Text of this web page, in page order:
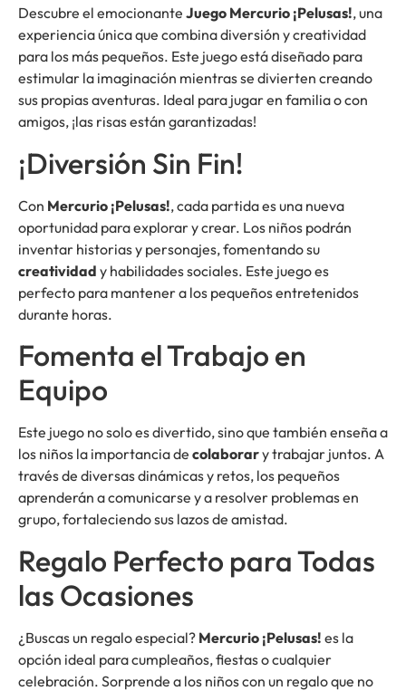
Descubre el emocionante Juego Mercurio ¡Pelusas!, una
experiencia única que combina diversión y creatividad
para los más pequeños. Este juego está diseñado para
estimular la imaginación mientras se divierten creando
sus propias aventuras. Ideal para jugar en familia o con
amigos, ¡las risas están garantizadas!
¡Diversión Sin Fin!
Con Mercurio ¡Pelusas!, cada partida es una nueva
oportunidad para explorar y crear. Los niños podrán
inventar historias y personajes, fomentando su
creatividad y habilidades sociales. Este juego es
perfecto para mantener a los pequeños entretenidos
durante horas.
Fomenta el Trabajo en
Equipo
Este juego no solo es divertido, sino que también enseña a
los niños la importancia de colaborary trabajar juntos. A
través de diversas dinámicas y retos, los pequeños
aprenderán a comunicarse y a resolver problemas en
grupo, fortaleciendo sus lazos de amistad.
Regalo Perfecto para Todas
las Ocasiones
¿Buscas un regalo especial? Mercurio ¡Pelusas! es la
opción ideal para cumpleaños, fiestas o cualquier
celebración. Sorprende a los niños con un regalo que no